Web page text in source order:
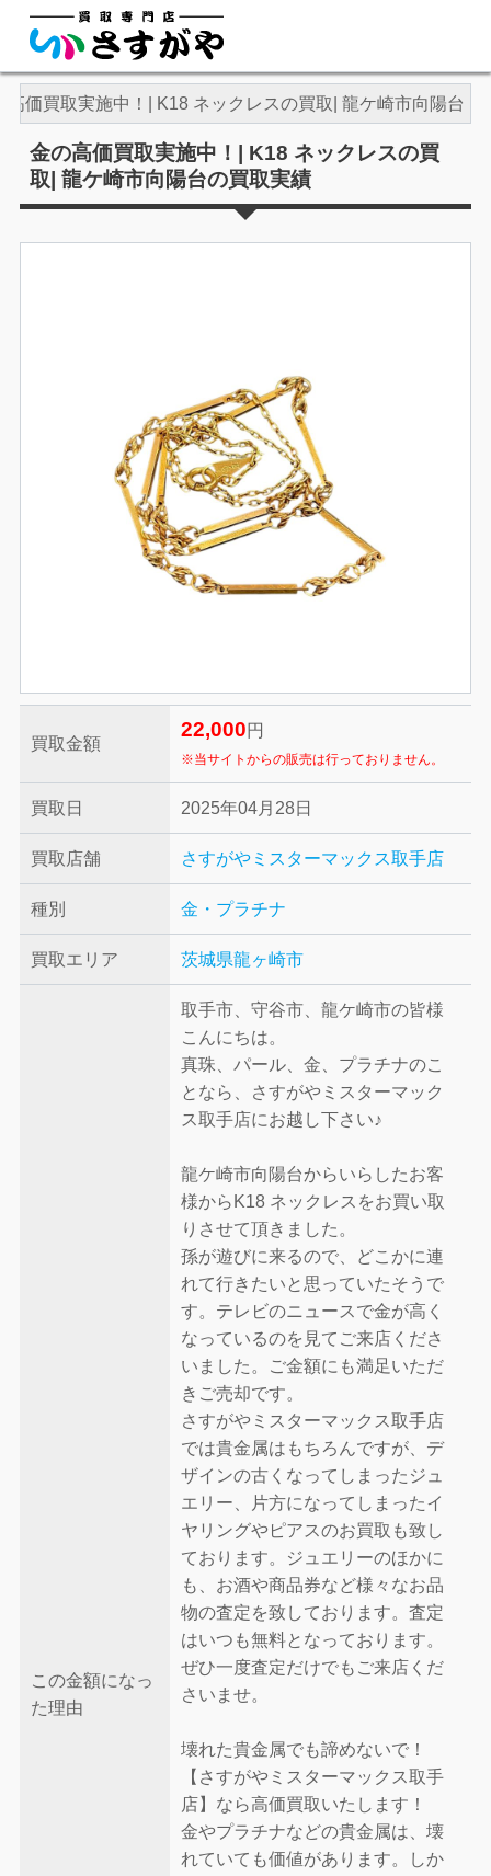
高価買取実施中！| K18 ネックレスの買取| 龍ケ崎市向陽台
金の高価買取実施中！| K18 ネックレスの買
取| 龍ケ崎市向陽台の買取実績
買取金額
22,000 円
※当サイトからの販売は行っておりません。
買取日 2025年04月28日
買取店舗 さすがやミスターマックス取手店
種別 金・プラチナ
買取エリア 茨城県龍ヶ崎市
この金額になっ
た理由
取手市、守谷市、龍ケ崎市の皆様
こんにちは。
真珠、パール、金、プラチナのこ
となら、さすがやミスターマック
ス取手店にお越し下さい♪
龍ケ崎市向陽台からいらしたお客
様からK18 ネックレスをお買い取
りさせて頂きました。
孫が遊びに来るので、どこかに連
れて行きたいと思っていたそうで
す。テレビのニュースで金が高く
なっているのを見てご来店くださ
いました。ご金額にも満足いただ
きご売却です。
さすがやミスターマックス取手店
では貴金属はもちろんですが、デ
ザインの古くなってしまったジュ
エリー、片方になってしまったイ
ヤリングやピアスのお買取も致し
ております。ジュエリーのほかに
も、お酒や商品券など様々なお品
物の査定を致しております。査定
はいつも無料となっております。
ぜひ一度査定だけでもご来店くだ
さいませ。
壊れた貴金属でも諦めないで！
【さすがやミスターマックス取手
店】なら高価買取いたします！
金やプラチナなどの貴金属は、壊
れていても価値があります。しか